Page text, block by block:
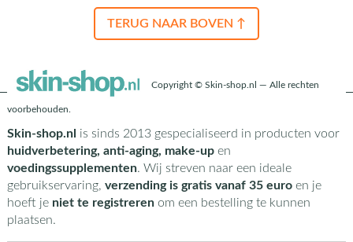
TERUG NAAR BOVEN ↑
Copyright © Skin-shop.nl — Alle rechten
voorbehouden.
Skin-shop.nl is sinds 2013 gespecialiseerd in producten voor
huidverbetering, anti-aging, make-upen
voedingssupplementen. Wij streven naar een ideale
gebruikservaring, verzending is gratis vanaf 35 euroen je
hoeft je niet te registrerenom een bestelling te kunnen
plaatsen.